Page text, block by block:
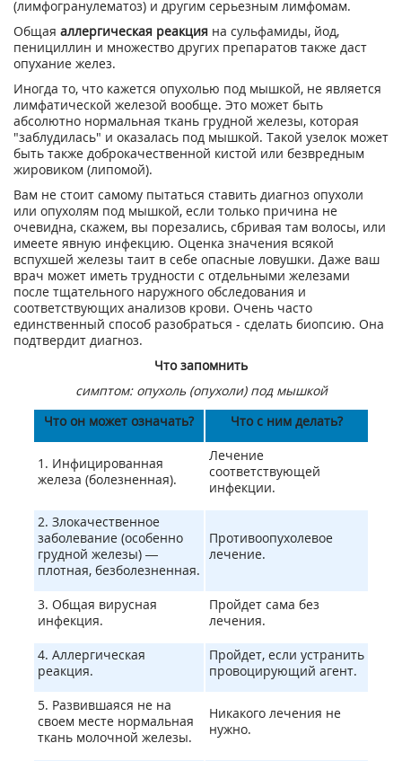
(лимфогранулематоз) и другим серьезным лимфомам.
Общая аллергическая реакция на сульфамиды, йод,
пенициллин и множество других препаратов также даст
опухание желез.
Иногда то, что кажется опухолью под мышкой, не является
лимфатической железой вообще. Это может быть
абсолютно нормальная ткань грудной железы, которая
"заблудилась" и оказалась под мышкой. Такой узелок может
быть также доброкачественной кистой или безвредным
жировиком (липомой).
Вам не стоит самому пытаться ставить диагноз опухоли
или опухолям под мышкой, если только причина не
очевидна, скажем, вы порезались, сбривая там волосы, или
имеете явную инфекцию. Оценка значения всякой
вспухшей железы таит в себе опасные ловушки. Даже ваш
врач может иметь трудности с отдельными железами
после тщательного наружного обследования и
соответствующих анализов крови. Очень часто
единственный способ разобраться - сделать биопсию. Она
подтвердит диагноз.
Что запомнить
симптом: опухоль (опухоли) под мышкой
Что он может означать?
Что с ним делать?
1. Инфицированная
железа (болезненная).
Лечение
соответствующей
инфекции.
2. Злокачественное
заболевание (особенно
грудной железы) —
плотная, безболезненная.
Противоопухолевое
лечение.
3. Общая вирусная
инфекция.
Пройдет сама без
лечения.
4. Аллергическая
реакция.
Пройдет, если устранить
провоцирующий агент.
5. Развившаяся не на
своем месте нормальная
ткань молочной железы.
Никакого лечения не
нужно.